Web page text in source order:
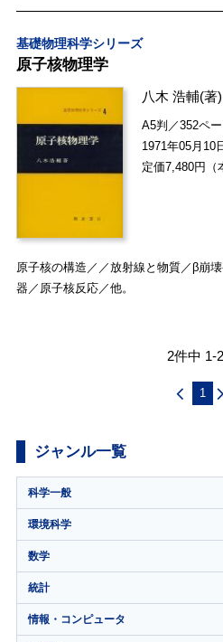
基礎物理科学シリーズ
原子核物理学
八木 浩輔(著)
A5判／352ペ
1971年05月10
定価7,480円（
原子核の構造／／放射線と物質／β崩
器／原子核反応／他。
2件中 1-
1
ジャンル一覧
科学一般
環境科学
数学
統計
情報・コンピュータ